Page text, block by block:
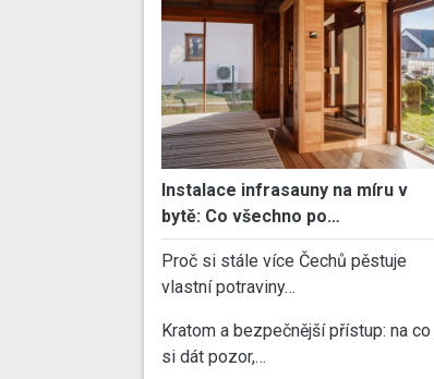
Instalace infrasauny na míru v
bytě: Co všechno po…
Proč si stále více Čechů pěstuje
vlastní potraviny…
Kratom a bezpečnější přístup: na co
si dát pozor,…